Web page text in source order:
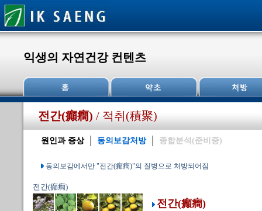
익생의 자연건강 컨텐츠
전간(癲癎) / 적취(積聚)
원인과 증상 동의보감처방 종합분석(준비중)
동의보감에서만 "전간(癲癎)"의 질병으로 처방되어짐
전간(癲癎)
전간(癲癎)